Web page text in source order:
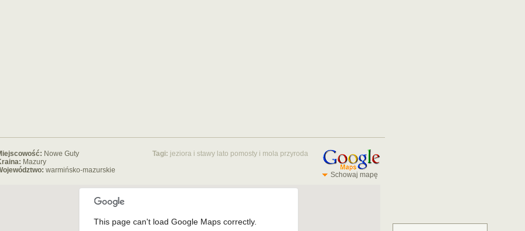
Nowe Guty
Mazury
warmińsko-mazurskie
Tagi: jeziora i stawy lato pomosty i mola przyroda
Schowaj mapę
This page can't load Google Maps correctly.